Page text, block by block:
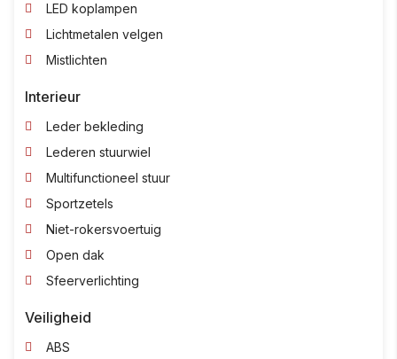
LED koplampen
Lichtmetalen velgen
Mistlichten
Interieur
Leder bekleding
Lederen stuurwiel
Multifunctioneel stuur
Sportzetels
Niet-rokersvoertuig
Open dak
Sfeerverlichting
Veiligheid
ABS